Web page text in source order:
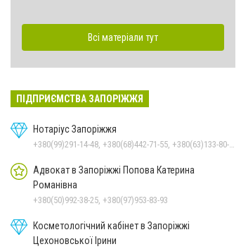
Всі матеріали тут
ПІДПРИЄМСТВА ЗАПОРІЖЖЯ
Нотаріус Запоріжжя
Адвокат в Запоріжжі Попова Катерина
Романівна
+380(50)992-38-25, +380(97)953-83-93
Косметологічний кабінет в Запоріжжі
Цехоновської Ірини